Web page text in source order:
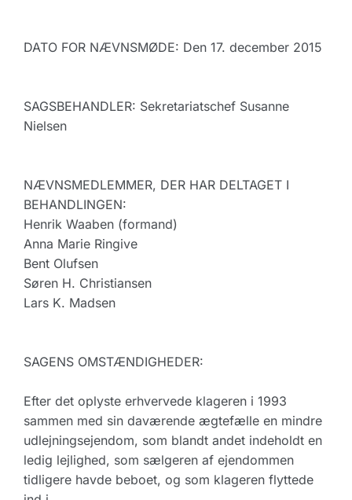
DATO FOR NÆVNSMØDE: Den 17. december 2015
SAGSBEHANDLER: Sekretariatschef Susanne
Nielsen
NÆVNSMEDLEMMER, DER HAR DELTAGET I
BEHANDLINGEN:
Henrik Waaben (formand)
Anna Marie Ringive
Bent Olufsen
Søren H. Christiansen
Lars K. Madsen
SAGENS OMSTÆNDIGHEDER:
Efter det oplyste erhvervede klageren i 1993
sammen med sin daværende ægtefælle en mindre
udlejningsejendom, som blandt andet indeholdt en
ledig lejlighed, som sælgeren af ejendommen
tidligere havde beboet, og som klageren flyttede